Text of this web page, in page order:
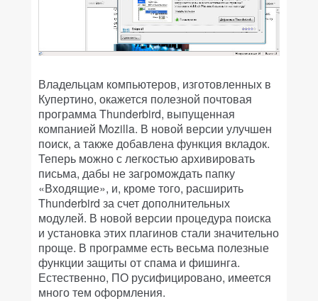
Владельцам компьютеров, изготовленных в
Купертино, окажется полезной почтовая
программа Thunderbird, выпущенная
компанией Mozilla. В новой версии улучшен
поиск, а также добавлена функция вкладок.
Теперь можно с легкостью архивировать
письма, дабы не загромождать папку
«Входящие», и, кроме того, расширить
Thunderbird за счет дополнительных
модулей. В новой версии процедура поиска
и установка этих плагинов стали значительно
проще. В программе есть весьма полезные
функции защиты от спама и фишинга.
Естественно, ПО русифицировано, имеется
много тем оформления.